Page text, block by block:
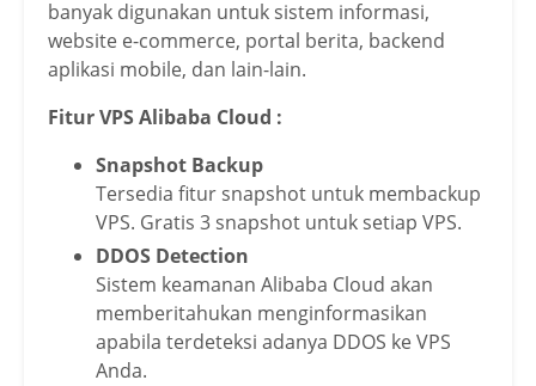
banyak digunakan untuk sistem informasi,
website e-commerce, portal berita, backend
aplikasi mobile, dan lain-lain.
Fitur VPS Alibaba Cloud :
Snapshot Backup
Tersedia fitur snapshot untuk membackup
VPS. Gratis 3 snapshot untuk setiap VPS.
DDOS Detection
Sistem keamanan Alibaba Cloud akan
memberitahukan menginformasikan
apabila terdeteksi adanya DDOS ke VPS
Anda.